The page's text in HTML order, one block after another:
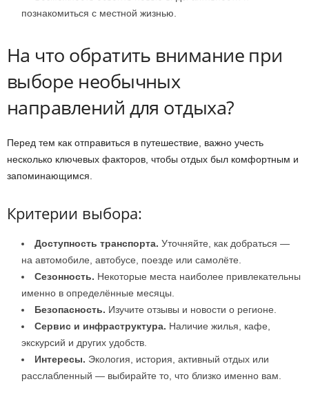
познакомиться с местной жизнью.
На что обратить внимание при
выборе необычных
направлений для отдыха?
Перед тем как отправиться в путешествие, важно учесть
несколько ключевых факторов, чтобы отдых был комфортным и
запоминающимся.
Критерии выбора:
Доступность транспорта. Уточняйте, как добраться —
на автомобиле, автобусе, поезде или самолёте.
Сезонность. Некоторые места наиболее привлекательны
именно в определённые месяцы.
Безопасность. Изучите отзывы и новости о регионе.
Сервис и инфраструктура. Наличие жилья, кафе,
экскурсий и других удобств.
Интересы. Экология, история, активный отдых или
расслабленный — выбирайте то, что близко именно вам.